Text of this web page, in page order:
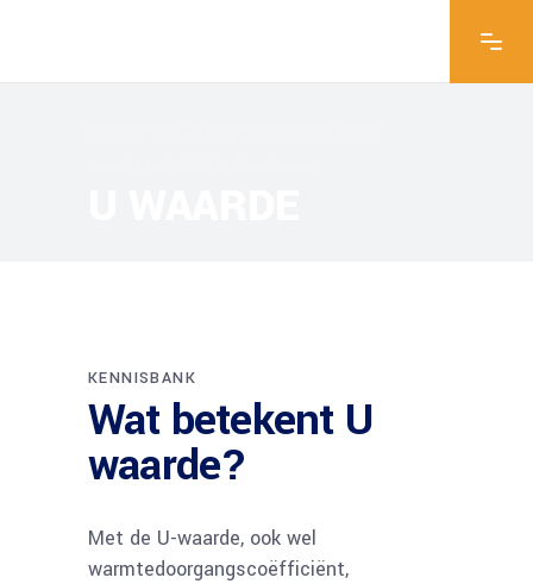
KENNISBANK
Wat betekent U
waarde?
Met de U-waarde, ook wel
warmtedoorgangscoëfficiënt,